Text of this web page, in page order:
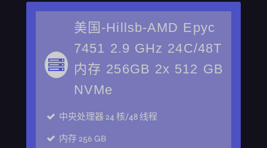
美国-Hillsb-AMD Epyc
7451 2.9 GHz 24C/48T
内存 256GB 2x 512 GB
NVMe
中央处理器 24 核/48 线程
内存256 GB